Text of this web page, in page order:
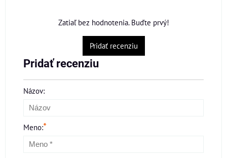
Zatiaľ bez hodnotenia. Buďte prvý!
Pridať recenziu
Pridať recenziu
Názov:
Meno:*